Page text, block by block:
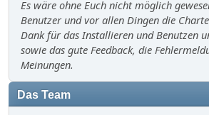
Es wäre ohne Euch nicht möglich
Benutzer und vor allen Dingen die
Dank für das Installieren und Benutzen
sowie das gute Feedback, die
Meinungen.
Das Team